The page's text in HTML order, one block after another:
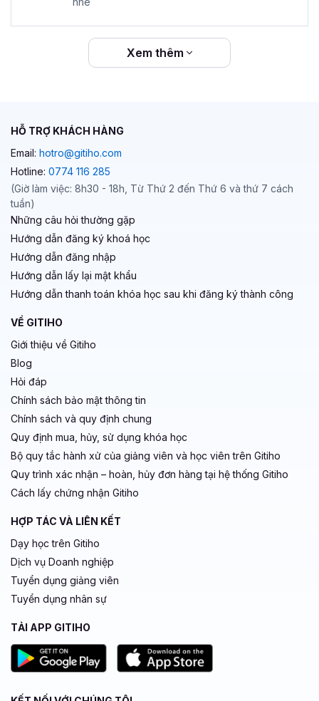
Xem thêm
HỖ TRỢ KHÁCH HÀNG
Email: hotro@gitiho.com
Hotline: 0774 116 285
(Giờ làm việc: 8h30 - 18h, Từ Thứ 2 đến Thứ 6 và thứ 7 cách
tuần)
Những câu hỏi thường gặp
Hướng dẫn đăng ký khoá học
Hướng dẫn đăng nhập
Hướng dẫn lấy lại mật khẩu
Hướng dẫn thanh toán khóa học sau khi đăng ký thành công
VỀ GITIHO
Giới thiệu về Gitiho
Blog
Hỏi đáp
Chính sách bảo mật thông tin
Chính sách và quy định chung
Quy định mua, hủy, sử dụng khóa học
Bộ quy tắc hành xử của giảng viên và học viên trên Gitiho
Quy trình xác nhận – hoàn, hủy đơn hàng tại hệ thống Gitiho
Cách lấy chứng nhận Gitiho
HỢP TÁC VÀ LIÊN KẾT
Dạy học trên Gitiho
Dịch vụ Doanh nghiệp
Tuyển dụng giảng viên
Tuyển dụng nhân sự
TẢI APP GITIHO